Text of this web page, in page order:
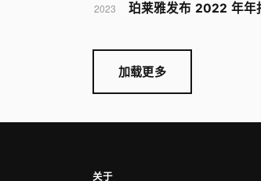
2023 珀莱雅发布 2022 年年
加载更多
关于